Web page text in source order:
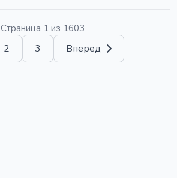
Страница 1 из 1603
2 3 Вперед